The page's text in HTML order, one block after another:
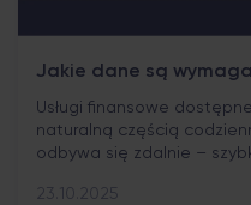
Jakie dane są
Usługi finansowe
naturalną częścią
odbywa się zdalnie –
dowolności. Nawet
23.10.2025